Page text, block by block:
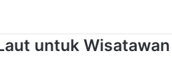
untuk Wisatawan